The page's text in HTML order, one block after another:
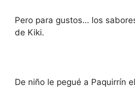
Pero para gustos… los
de Kiki.
De niño le pegué a Paquirrín